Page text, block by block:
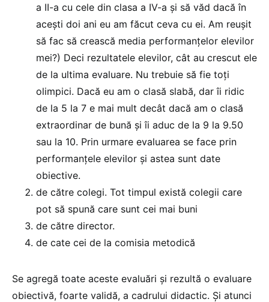
a II-a cu cele din clasa a IV-a și să văd dacă în
acești doi ani eu am făcut ceva cu ei. Am reușit
să fac să crească media performanțelor elevilor
mei?) Deci rezultatele elevilor, cât au crescut ele
de la ultima evaluare. Nu trebuie să fie toți
olimpici. Dacă eu am o clasă slabă, dar îi ridic
de la 5 la 7 e mai mult decât dacă am o clasă
extraordinar de bună și îi aduc de la 9 la 9.50
sau la 10. Prin urmare evaluarea se face prin
performanțele elevilor și astea sunt date
obiective.
de către colegi. Tot timpul există colegii care
pot să spună care sunt cei mai buni
de către director.
de cate cei de la comisia metodică
Se agregă toate aceste evaluări și rezultă o evaluare
obiectivă, foarte validă, a cadrului didactic. Și atunci